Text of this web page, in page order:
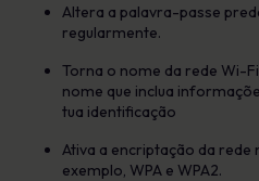
Altera a palavra-passe
regularmente.
Torna o nome da rede Wi-
nome que inclua
tua identificação
Ativa a encriptação da
exemplo, WPA e WPA2.